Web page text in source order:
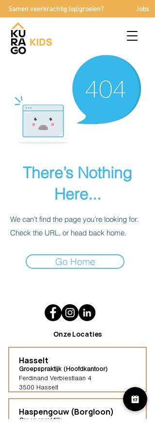
Samen veerkrachtig (op)groeien? Jobs
There’s Nothing
Here...
We can’t find the page you’re looking for.
Check the URL, or head back home.
Go Home
Onze Locaties
Hasselt
Groepspraktijk (Hoofdkantoor)
Ferdinand Verbiestlaan 4
3500 Hasselt
Haspengouw (Borgloon)